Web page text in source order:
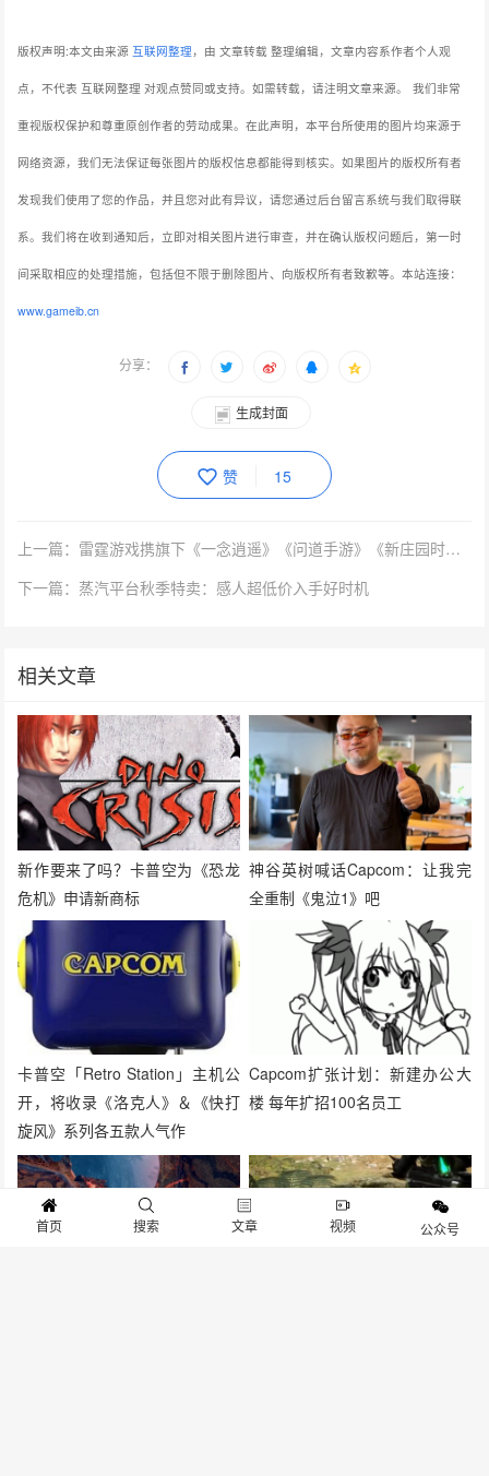
版权声明:本文由来源 互联网整理 ，由 文章转载 整理编辑，文章内容系作者个人观
点，不代表 互联网整理 对观点赞同或支持。如需转载，请注明文章来源。 我们非常
重视版权保护和尊重原创作者的劳动成果。在此声明，本平台所使用的图片均来源于
网络资源，我们无法保证每张图片的版权信息都能得到核实。如果图片的版权所有者
发现我们使用了您的作品，并且您对此有异议，请您通过后台留言系统与我们取得联
系。我们将在收到通知后，立即对相关图片进行审查，并在确认版权问题后，第一时
间采取相应的处理措施，包括但不限于删除图片、向版权所有者致歉等。本站连接：
www.gameib.cn
分享：
生成封面
赞 15
上一篇：雷霆游戏携旗下《一念逍遥》《问道手游》《新庄园时代》角逐2023 CGDA
下一篇：蒸汽平台秋季特卖：感人超低价入手好时机
相关文章
新作要来了吗？卡普空为《恐龙
危机》申请新商标
神谷英树喊话Capcom：让我完
全重制《鬼泣1》吧
卡普空「Retro Station」主机公
开，将收录《洛克人》＆《快打
旋风》系列各五款人气作
Capcom扩张计划：新建办公大
楼 每年扩招100名员工
首页 搜索 文章 视频 公众号